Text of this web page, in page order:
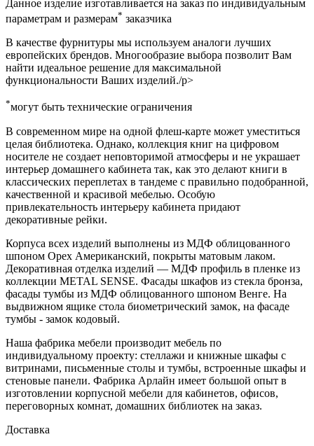
Данное изделие изготавливается на заказ по индивидуальным
параметрам и размерам* заказчика
В качестве фурнитуры мы используем аналоги лучших
европейских брендов. Многообразие выбора позволит Вам
найти идеальное решение для максимальной
функциональности Ваших изделий./p>
*могут быть технические ограничения
В современном мире на одной флеш-карте может уместиться
целая библиотека. Однако, коллекция книг на цифровом
носителе не создает неповторимой атмосферы и не украшает
интерьер домашнего кабинета так, как это делают книги в
классических переплетах в тандеме с правильно подобранной,
качественной и красивой мебелью. Особую
привлекательность интерьеру кабинета придают
декоративные рейки.
Корпуса всех изделий выполнены из МДФ облицованного
шпоном Орех Американский, покрыты матовым лаком.
Декоративная отделка изделий — МДФ профиль в пленке из
коллекции METAL SENSE. Фасады шкафов из стекла бронза,
фасады тумбы из МДФ облицованного шпоном Венге. На
выдвижном ящике стола биометрический замок, на фасаде
тумбы - замок кодовый.
Наша фабрика мебели производит мебель по
индивидуальному проекту: стеллажи и книжные шкафы с
витринами, письменные столы и тумбы, встроенные шкафы и
стеновые панели. Фабрика Арлайн имеет большой опыт в
изготовлении корпусной мебели для кабинетов, офисов,
переговорных комнат, домашних библиотек на заказ.
Доставка